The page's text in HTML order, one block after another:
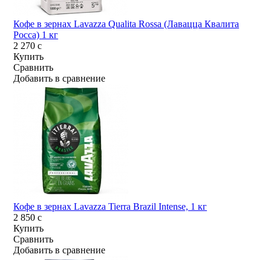
Кофе в зернах Lavazza Qualita Rossa (Лавацца Квалита
Росса) 1 кг
2 270c
Купить
Сравнить
Добавить в сравнение
Кофе в зернах Lavazza Tierra Brazil Intense, 1 кг
2 850c
Купить
Сравнить
Добавить в сравнение